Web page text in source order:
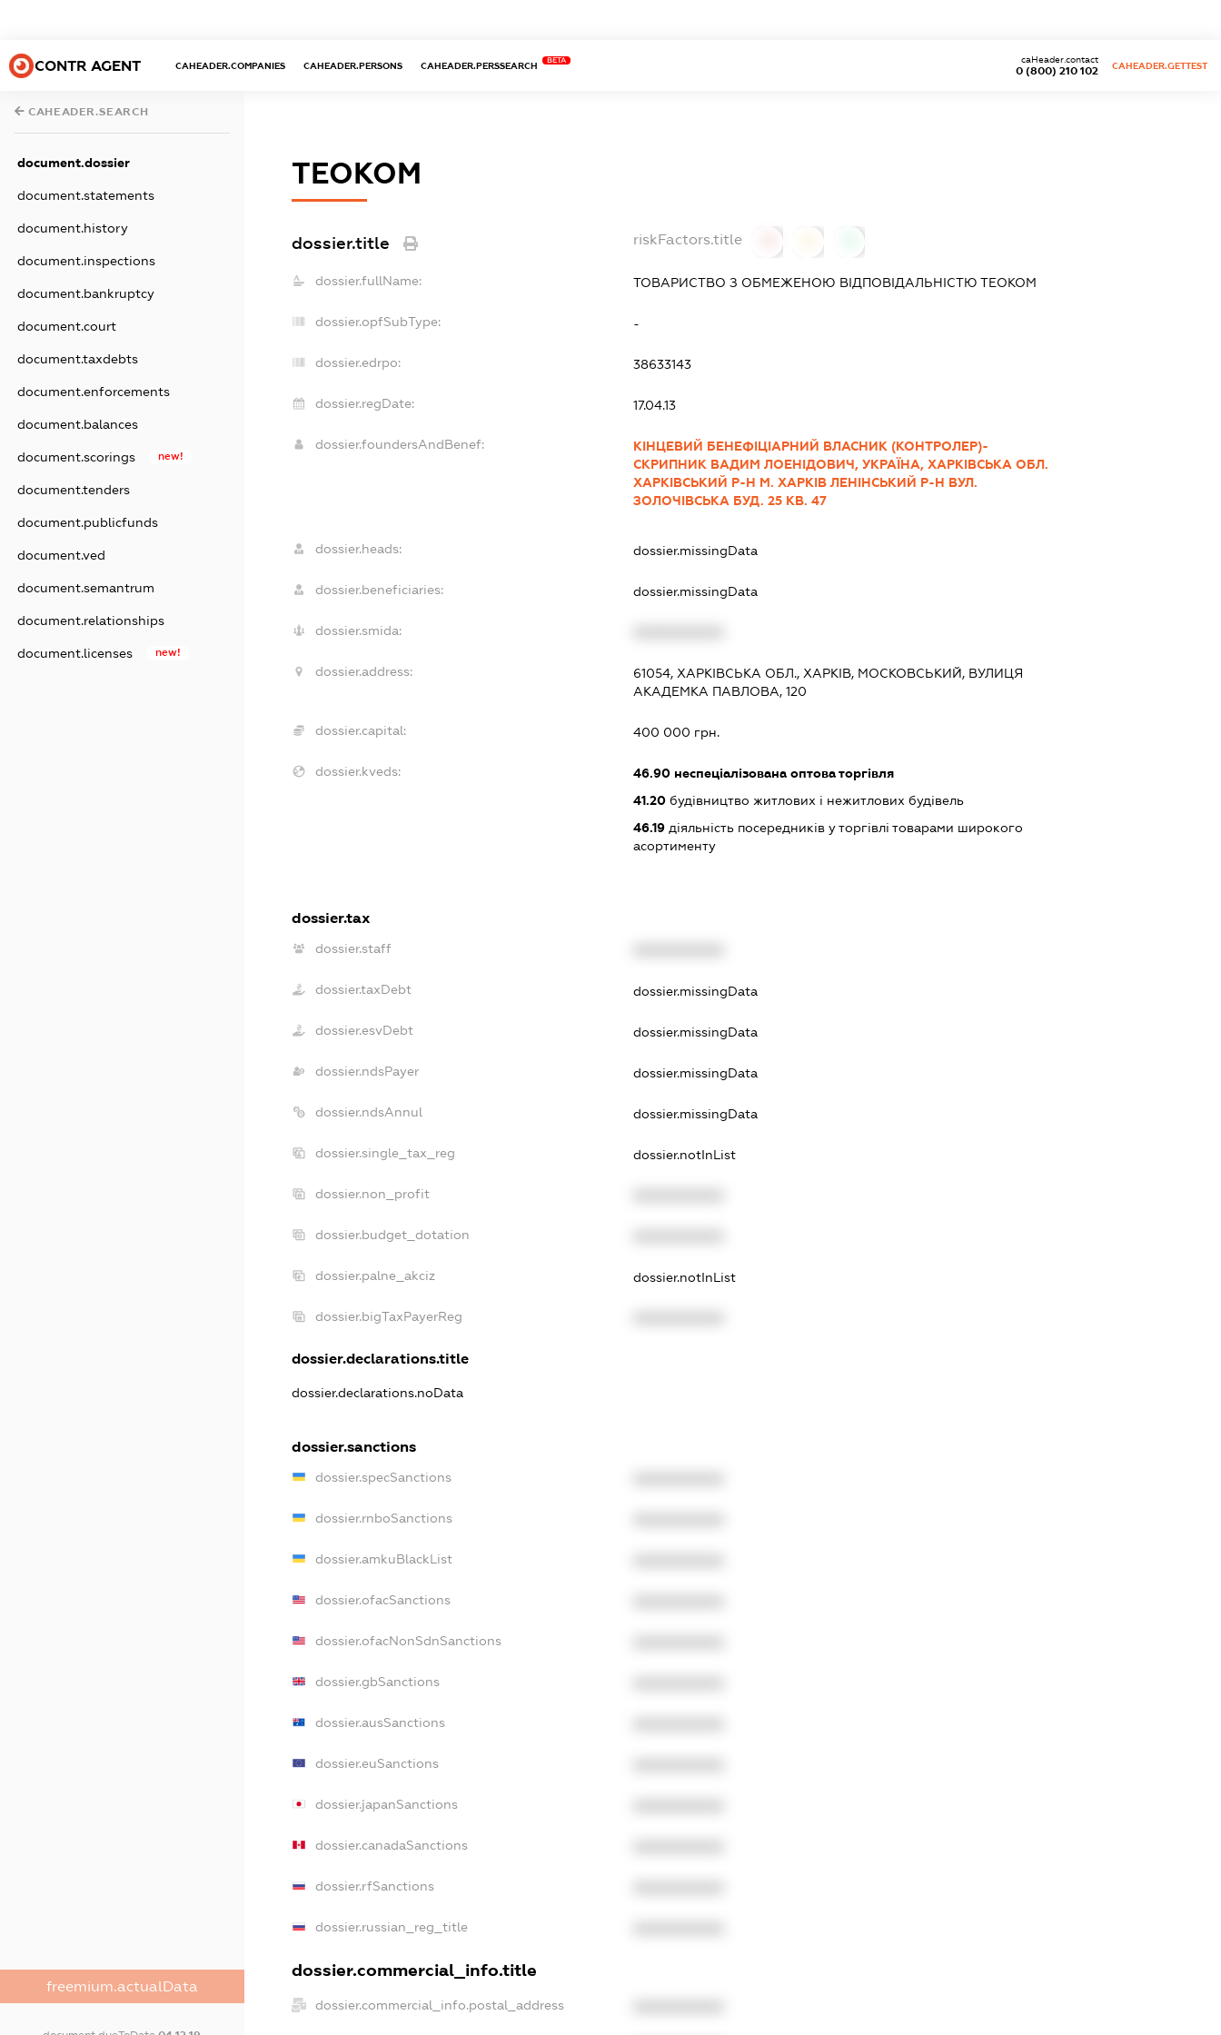
CONTR AGENT CAHEADER.COMPANIES CAHEADER.PERSONS CAHEADER.PERSSEARCH
BETA
0 (800) 210 102
caHeader.contact
CAHEADER.GETTEST
CAHEADER.SEARCH
document.dossier
document.statements
document.history
document.inspections
document.bankruptcy
document.court
document.taxdebts
document.enforcements
document.balances
document.scorings new!
document.tenders
document.publicfunds
document.ved
document.semantrum
document.relationships
document.licenses new!
freemium.actualData
ТЕОКОМ
dossier.title riskFactors.title
dossier.fullName: ТОВАРИСТВО З ОБМЕЖЕНОЮ ВІДПОВІДАЛЬНІСТЮТЕОКОМ
dossier.opfSubType: -
dossier.edrpo: 38633143
dossier.regDate: 17.04.13
dossier.foundersAndBenef:
КІНЦЕВИЙ БЕНЕФІЦІАРНИЙ ВЛАСНИК (КОНТРОЛЕР)-
СКРИПНИК ВАДИМ ЛОЕНІДОВИЧ, УКРАЇНА, ХАРКІВСЬКА ОБЛ.
ХАРКІВСЬКИЙ Р-Н М. ХАРКІВ ЛЕНІНСЬКИЙ Р-Н ВУЛ.
ЗОЛОЧІВСЬКА БУД. 25 КВ. 47
dossier.heads: dossier.missingData
dossier.beneficiaries: dossier.missingData
dossier.smida:
dossier.address:
61054, ХАРКІВСЬКА ОБЛ., ХАРКІВ, МОСКОВСЬКИЙ, ВУЛИЦЯ
АКАДЕМКА ПАВЛОВА, 120
dossier.capital: 400 000 грн.
dossier.kveds: 46.90 неспеціалізована оптова торгівля
41.20 будівництво житлових і нежитлових будівель
46.19 діяльність посередників у торгівлі товарами широкого
асортименту
dossier.tax
dossier.staff
dossier.taxDebt dossier.missingData
dossier.esvDebt dossier.missingData
dossier.ndsPayer dossier.missingData
dossier.ndsAnnul dossier.missingData
dossier.single_tax_reg dossier.notInList
dossier.non_profit
dossier.budget_dotation
dossier.palne_akciz dossier.notInList
dossier.bigTaxPayerReg
dossier.declarations.title
dossier.declarations.noData
dossier.sanctions
dossier.specSanctions
dossier.rnboSanctions
dossier.amkuBlackList
dossier.ofacSanctions
dossier.ofacNonSdnSanctions
dossier.gbSanctions
dossier.ausSanctions
dossier.euSanctions
dossier.japanSanctions
dossier.canadaSanctions
dossier.rfSanctions
dossier.russian_reg_title
dossier.commercial_info.title
dossier.commercial_info.postal_address